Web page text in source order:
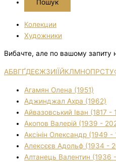
Колекции
Художники
Вибачте, але по вашому запиту
АБВГҐДЕЄЖЗИІЇЙКЛМНОПРСТУ
Агамян Олена (1951)
Аджинджал Ахра (1962)
Айвазовський Іван (1817 -
Акопов Валерій (1939 -
Аксінін Олександр (1949 -
Алексєєв Адольф (1934 -
Алтанець Валентин (1936